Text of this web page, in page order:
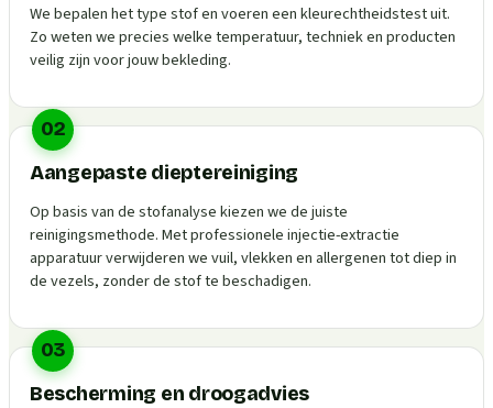
We bepalen het type stof en voeren een kleurechtheidstest uit.
Zo weten we precies welke temperatuur, techniek en producten
veilig zijn voor jouw bekleding.
02
Aangepaste dieptereiniging
Op basis van de stofanalyse kiezen we de juiste
reinigingsmethode. Met professionele injectie-extractie
apparatuur verwijderen we vuil, vlekken en allergenen tot diep in
de vezels, zonder de stof te beschadigen.
03
Bescherming en droogadvies